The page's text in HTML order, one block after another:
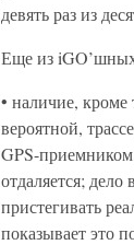
девять раз из
Еще из
• наличие,
вероятной,
GPS-
отдаляется;
пристегивать
показывает это